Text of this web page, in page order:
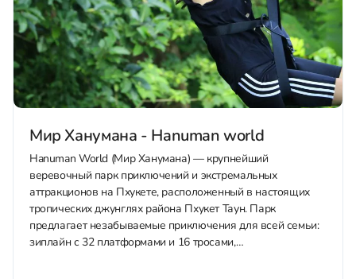
Мир Ханумана - Hanuman world
Hanuman World (Мир Ханумана) — крупнейший
веревочный парк приключений и экстремальных
аттракционов на Пхукете, расположенный в настоящих
тропических джунглях района Пхукет Таун. Парк
предлагает незабываемые приключения для всей семьи:
зиплайн с 32 платформами и 16 тросами,